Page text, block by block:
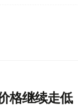
格继续走低